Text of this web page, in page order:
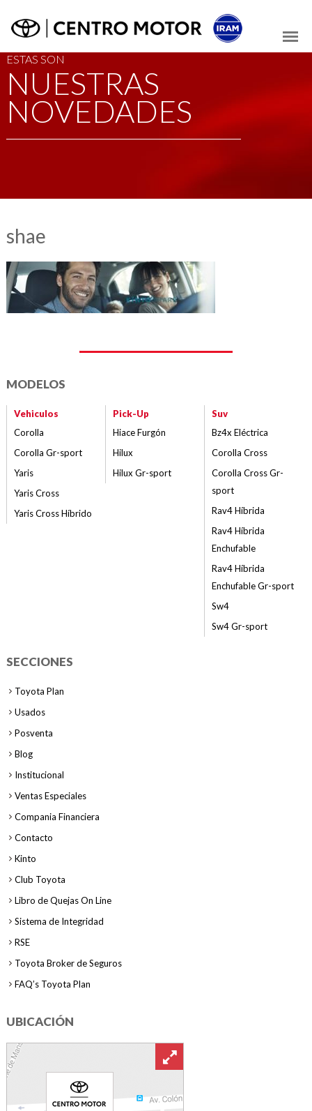
ESTAS SON
NUESTRAS
NOVEDADES
shae
MODELOS
Vehiculos
Corolla
Corolla Gr-sport
Yaris
Yaris Cross
Yaris Cross Híbrido
Pick-Up
Hiace Furgón
Hilux
Hilux Gr-sport
Suv
Bz4x Eléctrica
Corolla Cross
Corolla Cross Gr-
sport
Rav4 Híbrida
Rav4 Híbrida
Enchufable
Rav4 Híbrida
Enchufable Gr-sport
Sw4
Sw4 Gr-sport
SECCIONES
Toyota Plan
Usados
Posventa
Blog
Institucional
Ventas Especiales
Compania Financiera
Contacto
Kinto
Club Toyota
Libro de Quejas On Line
Sistema de Integridad
RSE
Toyota Broker de Seguros
FAQ’s Toyota Plan
UBICACIÓN